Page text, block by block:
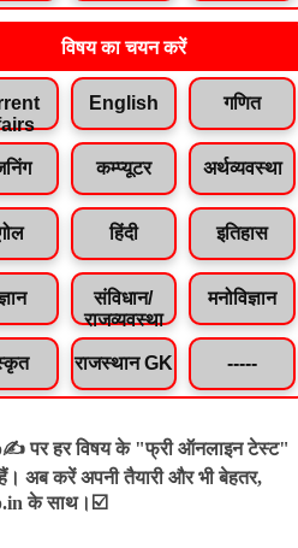
विषय का चयन करें
English गणित
कम्प्यूटर अर्थव्यवस्था
हिंदी इतिहास
संविधान/
राजव्यवस्था
मनोविज्ञान
राजस्थान GK -----
पर हर विषय के "फ्री ऑनलाइन टेस्ट"
अब करें अपनी तैयारी और भी बेहतर,
के साथ।☑️